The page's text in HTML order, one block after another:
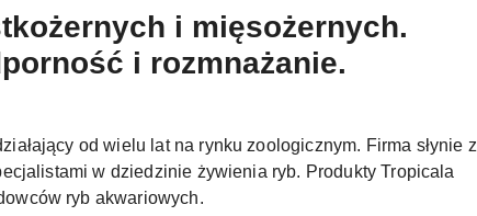
i mięsożernych.
i rozmnażanie.
od wielu lat na rynku zoologicznym. Firma słynie z
w dziedzinie żywienia ryb. Produkty Tropicala
ryb akwariowych.